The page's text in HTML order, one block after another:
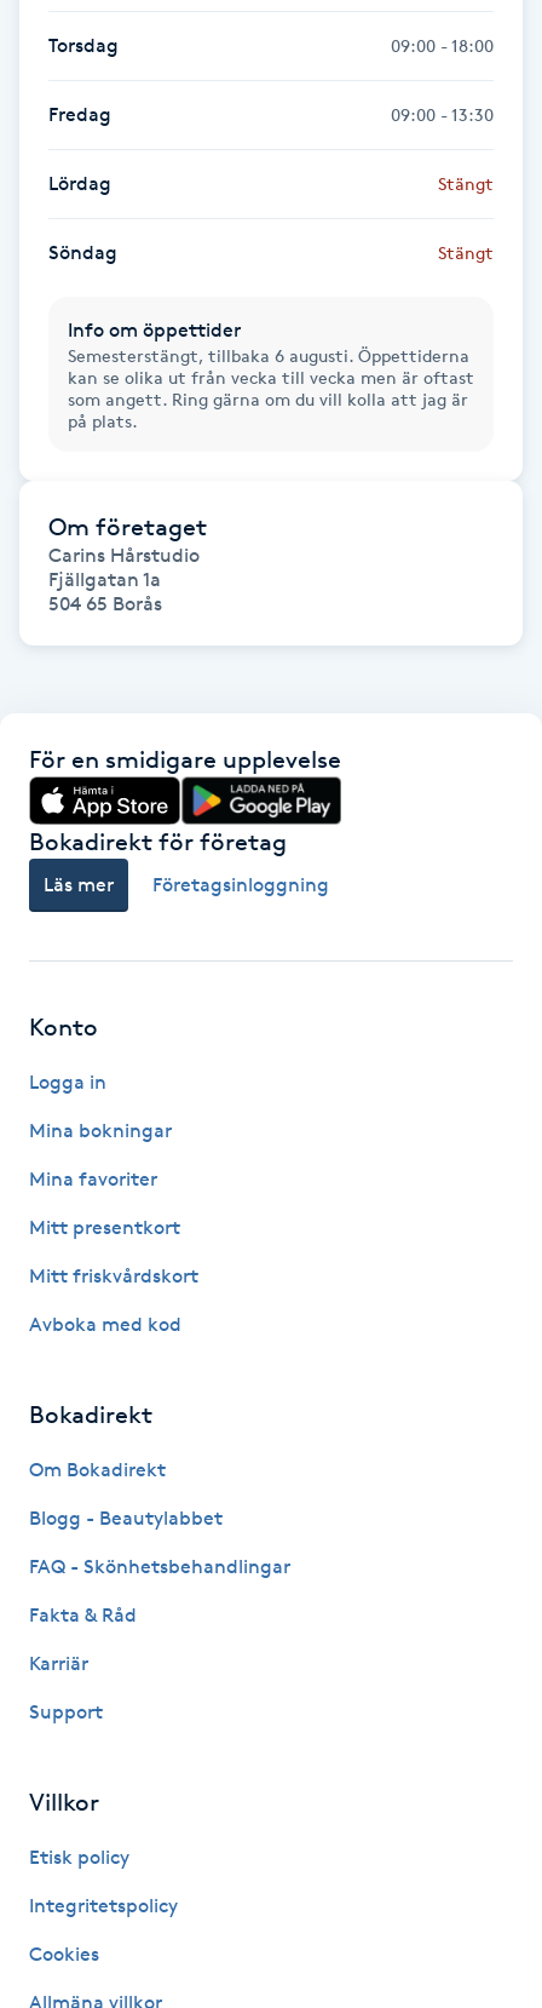
Friskvårdsmassage
Funktionsanalys
Färgning
Föning
Gelenaglar
Gellack
Gravidmassage
Gravidyoga
Gruppträning
H
Hatha Yoga
Headspa
Herrklippning
Hollywood Peel
Hot Stone Massage
Hudföryngring
Hyaluronsyra
Hypnos
Torsdag 09:00 - 18:00
Fredag 09:00 - 13:30
Lördag Stängt
Söndag Stängt
Info om öppettider
Semesterstängt, tillbaka 6 augusti. Öppettiderna
kan se olika ut från vecka till vecka men är oftast
som angett. Ring gärna om du vill kolla att jag är
på plats.
Om företaget
Carins Hårstudio
Fjällgatan 1a
504 65 Borås
För en smidigare upplevelse
Bokadirekt för företag
Läs mer Företagsinloggning
Konto
Logga in
Mina bokningar
Mina favoriter
Mitt presentkort
Mitt friskvårdskort
Avboka med kod
Bokadirekt
Om Bokadirekt
Blogg - Beautylabbet
FAQ - Skönhetsbehandlingar
Fakta & Råd
Karriär
Support
Villkor
Etisk policy
Integritetspolicy
Cookies
Allmäna villkor